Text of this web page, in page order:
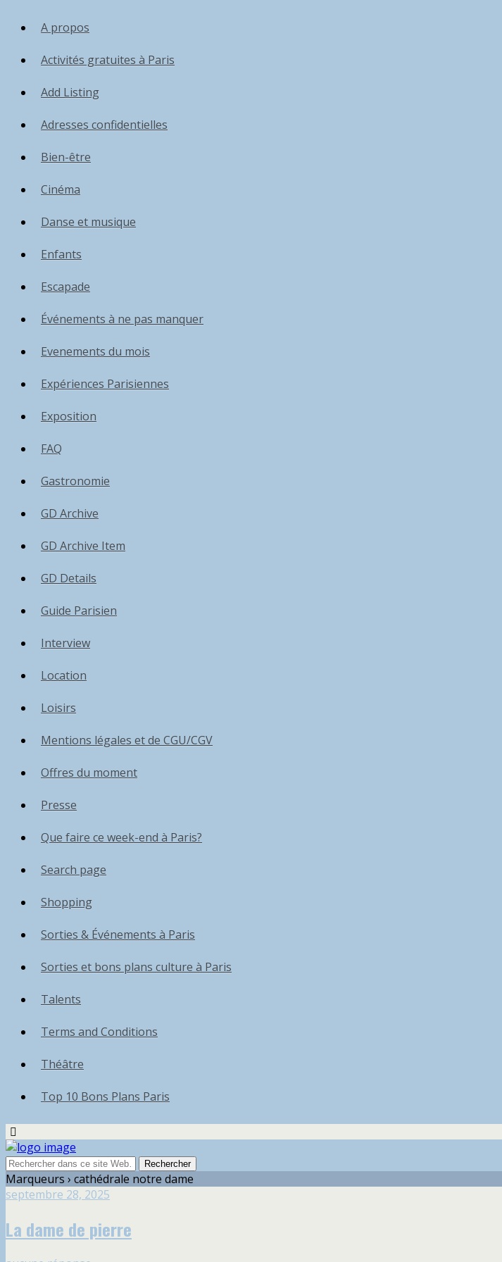
A propos
Activités gratuites à Paris
Add Listing
Adresses confidentielles
Bien-être
Cinéma
Danse et musique
Enfants
Escapade
Événements à ne pas manquer
Evenements du mois
Expériences Parisiennes
Exposition
FAQ
Gastronomie
GD Archive
GD Archive Item
GD Details
Guide Parisien
Interview
Location
Loisirs
Mentions légales et de CGU/CGV
Offres du moment
Presse
Que faire ce week-end à Paris?
Search page
Shopping
Sorties & Événements à Paris
Sorties et bons plans culture à Paris
Talents
Terms and Conditions
Théâtre
Top 10 Bons Plans Paris
Marqueurs › cathédrale notre dame
septembre 28, 2025
La dame de pierre